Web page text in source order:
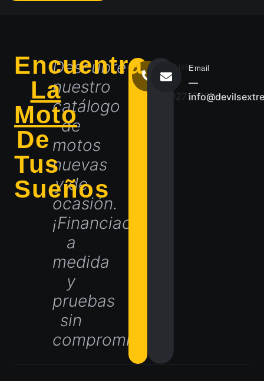
Encuentra
La
Moto
De
Tus
Sueños
Descubre
nuestro
catálogo
de
motos
nuevas
y de
ocasión.
¡Financiación
a
medida
y
pruebas
sin
compromiso!
Teléfono
―
927578659
Email
―